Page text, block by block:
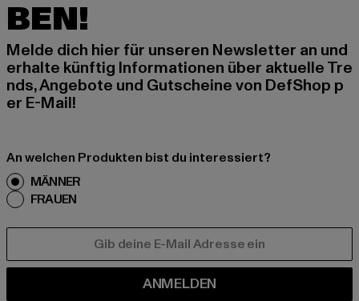
BEN!
Melde dich hier für unseren Newsletter an und
erhalte künftig Informationen über aktuelle Tre
nds, Angebote und Gutscheine von DefShop p
er E-Mail!
An welchen Produkten bist du interessiert?
MÄNNER
FRAUEN
ANMELDEN